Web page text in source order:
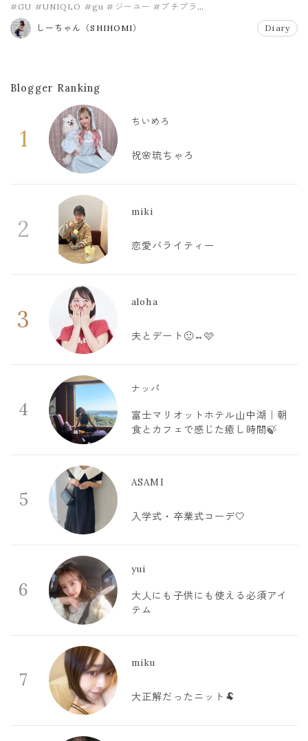
#GU #UNIQLO #gu #ジーユー #プチプラ
#プチプラコーディネート
しーちゃん（SHIHOMI）
Diary
Blogger Ranking
1
ちいめろ
祝🌸琉ちゃろ
2
miki
恋愛バライティー
3
aloha
夫とデート🙂‍↔️🩷
4
ナッパ
富士マリオットホテル山中湖｜朝
食とカフェで感じた癒し時間🍃
5
ASAMI
入学式・卒業式コーデ🤍
6
yui
大人にも子供にも使える必須アイ
テム
7
miku
大正解だったニット🐏